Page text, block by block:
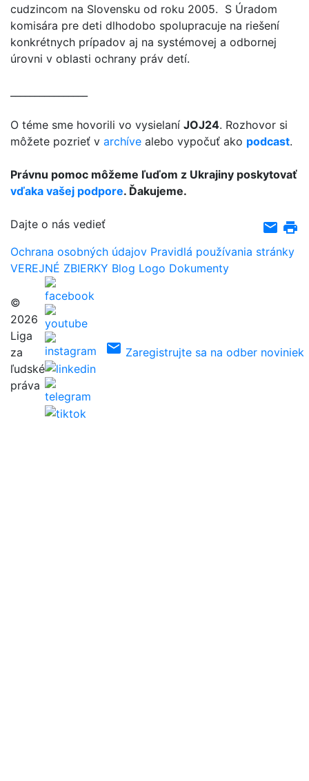
cudzincom na Slovensku od roku 2005. S Úradom
komisára pre deti dlhodobo spolupracuje na riešení
konkrétnych prípadov aj na systémovej a odbornej
úrovni v oblasti ochrany práv detí.
O téme sme hovorili vo vysielaní JOJ24. Rozhovor si
môžete pozrieť v archíve alebo vypočuť ako podcast.
Právnu pomoc môžeme ľuďom z Ukrajiny poskytovať
vďaka vašej podpore. Ďakujeme.
Dajte o nás vedieť email print
Ochrana osobných údajov Pravidlá používania stránky
VEREJNÉ ZBIERKY Blog Logo Dokumenty
©
2026
Liga
za
ľudské
práva
email Zaregistrujte sa na odber noviniek